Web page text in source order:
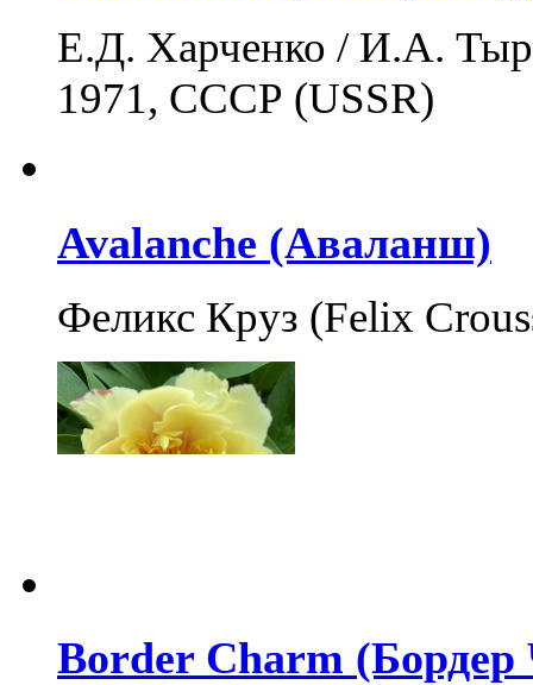
Е.Д. Харченко / И.А.
1971, СССР (USSR)
Avalanche (Аваланш)
Феликс Круз (Felix
Border Charm